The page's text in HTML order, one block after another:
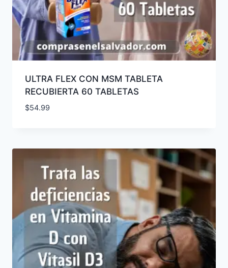
ULTRA FLEX CON MSM TABLETA
RECUBIERTA 60 TABLETAS
$54.99